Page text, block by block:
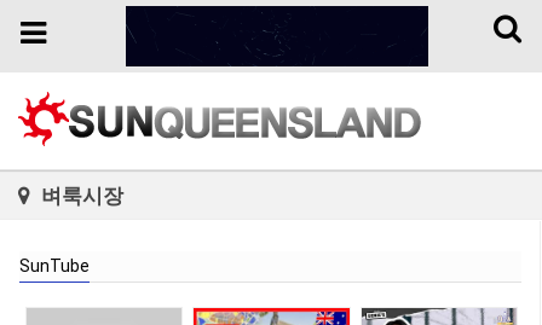
Toggle
Toggle
벼룩시장
SunTube